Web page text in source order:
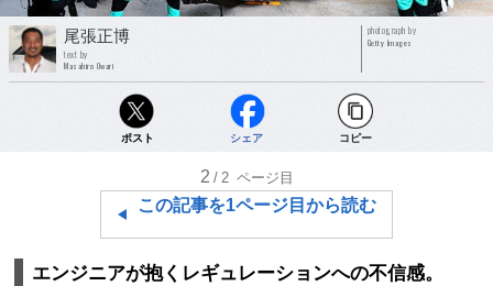
尾張正博
text by
Masahiro Owari
photograph by
Getty Images
ポスト シェア コピー
2 /2 ページ目
この記事を1ページ目から読む
エンジニアが抱くレギュレーションへの不信感。